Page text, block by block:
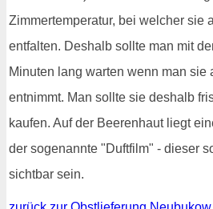
Zimmertemperatur, bei welcher sie
entfalten. Deshalb sollte man mit
Minuten lang warten wenn man sie
entnimmt. Man sollte sie deshalb
kaufen. Auf der Beerenhaut liegt
der sogenannte "Duftfilm" - dieser
sichtbar sein.